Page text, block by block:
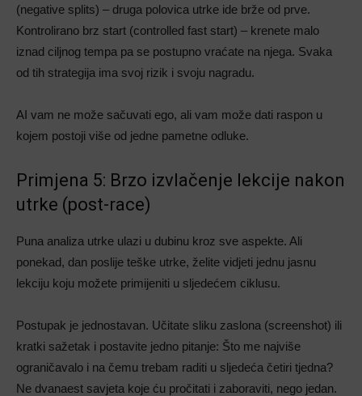
(negative splits) – druga polovica utrke ide brže od prve.
Kontrolirano brz start (controlled fast start) – krenete malo
iznad ciljnog tempa pa se postupno vraćate na njega. Svaka
od tih strategija ima svoj rizik i svoju nagradu.
AI vam ne može sačuvati ego, ali vam može dati raspon u
kojem postoji više od jedne pametne odluke.
Primjena 5: Brzo izvlačenje lekcije nakon
utrke (post-race)
Puna analiza utrke ulazi u dubinu kroz sve aspekte. Ali
ponekad, dan poslije teške utrke, želite vidjeti jednu jasnu
lekciju koju možete primijeniti u sljedećem ciklusu.
Postupak je jednostavan. Učitate sliku zaslona (screenshot) ili
kratki sažetak i postavite jedno pitanje: Što me najviše
ograničavalo i na čemu trebam raditi u sljedeća četiri tjedna?
Ne dvanaest savjeta koje ću pročitati i zaboraviti, nego jedan.